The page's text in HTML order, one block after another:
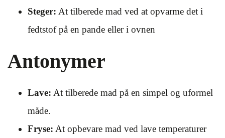
Steger: At tilberede mad ved at opvarme det i
fedtstof på en pande eller i ovnen
Antonymer
Lave: At tilberede mad på en simpel og uformel
måde.
Fryse: At opbevare mad ved lave temperaturer